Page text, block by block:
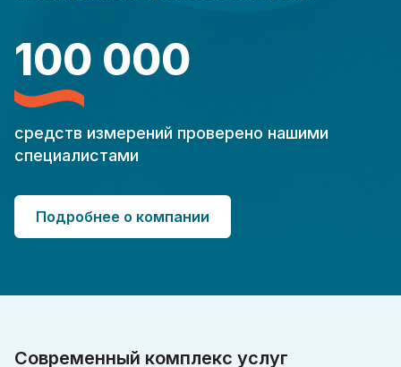
100 000
средств измерений проверено нашими
специалистами
Подробнее о компании
Современный комплекс услуг